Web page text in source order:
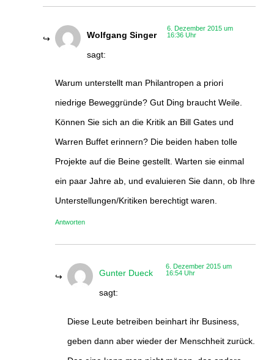
Wolfgang Singer
sagt:
6. Dezember 2015 um
16:36 Uhr
Warum unterstellt man Philantropen a priori
niedrige Beweggründe? Gut Ding braucht Weile.
Können Sie sich an die Kritik an Bill Gates und
Warren Buffet erinnern? Die beiden haben tolle
Projekte auf die Beine gestellt. Warten sie einmal
ein paar Jahre ab, und evaluieren Sie dann, ob Ihre
Unterstellungen/Kritiken berechtigt waren.
Antworten
Gunter Dueck
sagt:
6. Dezember 2015 um
16:54 Uhr
Diese Leute betreiben beinhart ihr Business,
geben dann aber wieder der Menschheit zurück.